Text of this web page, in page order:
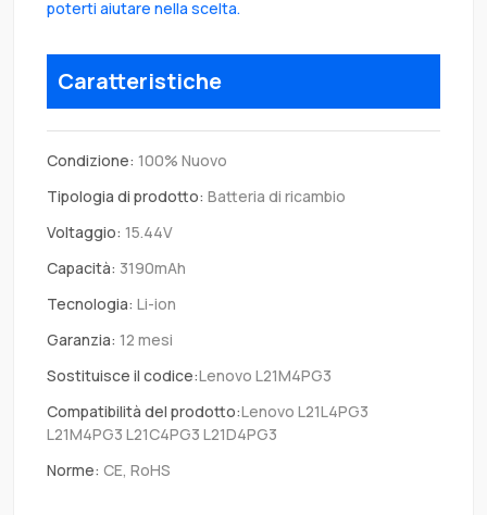
poterti aiutare nella scelta.
Caratteristiche
Condizione: 100% Nuovo
Tipologia di prodotto: Batteria di ricambio
Voltaggio: 15.44V
Capacità: 3190mAh
Tecnologia: Li-ion
Garanzia: 12 mesi
Sostituisce il codice:Lenovo L21M4PG3
Compatibilità del prodotto:Lenovo L21L4PG3
L21M4PG3 L21C4PG3 L21D4PG3
Norme: CE, RoHS